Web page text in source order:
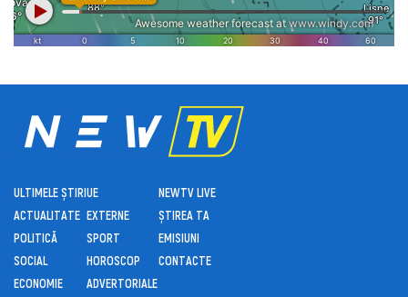
ULTIMELE ȘTIRI
ACTUALITATE
POLITICĂ
SOCIAL
ECONOMIE
UE
EXTERNE
SPORT
HOROSCOP
ADVERTORIALE
NEWTV LIVE
ȘTIREA TA
EMISIUNI
CONTACTE